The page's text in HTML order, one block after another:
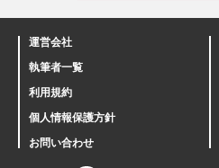
運営会社
執筆者一覧
利用規約
個人情報保護方針
お問い合わせ